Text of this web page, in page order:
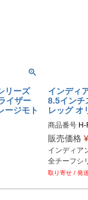
リーズ
イザー
ージモト
インディ
8.5インチ
レッグ オ
商品番号
H-RS-25-
H-RS-25-
H-RS-25-
H-RS-25-
H-RS-25-
販売価格 ¥
インディア